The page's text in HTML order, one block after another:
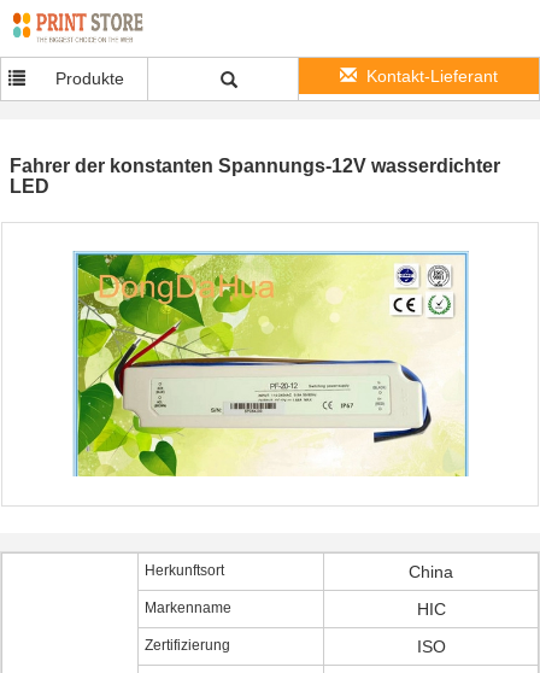
Produkte Kontakt-Lieferant
Fahrer der konstanten Spannungs-12V wasserdichter
LED
Herkunftsort China
Markenname HIC
Zertifizierung ISO